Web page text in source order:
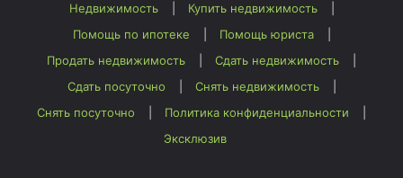
Недвижимость
Купить недвижимость
Помощь по ипотеке
Помощь юриста
Продать недвижимость
Сдать недвижимость
Сдать посуточно
Снять недвижимость
Снять посуточно
Политика конфиденциальности
Эксклюзив